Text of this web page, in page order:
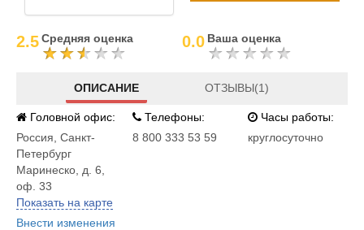
2.5Средняя оценка 0.0 Ваша оценка
ОПИСАНИЕ ОТЗЫВЫ(1)
Головной офис:
Россия Санкт-
Петербург
Маринеско, д. 6,
оф. 33
Показать на карте
Внести изменения
Телефоны:
8 800 333 53 59
Часы работы:
круглосуточно